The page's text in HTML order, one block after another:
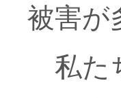
被害が
私た